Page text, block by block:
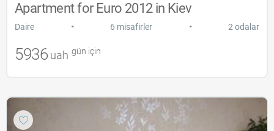
Apartment for Euro 2012 in Kiev
Daire • 6 misafirler • 2 odalar
5936 uah gün için